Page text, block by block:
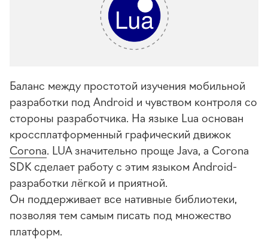
Баланс между простотой изучения мобильной
разработки под Android и чувством контроля со
стороны разработчика. На языке Lua основан
кроссплатформенный графический движок
Corona. LUA значительно проще Java, а Corona
SDK сделает работу с этим языком Android-
разработки лёгкой и приятной.
Он поддерживает все нативные библиотеки,
позволяя тем самым писать под множество
платформ.